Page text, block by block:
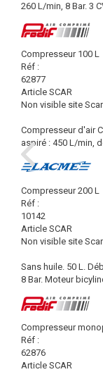
260 L/min, 8 Bar. 3
Compresseur 100 L
Réf :
62877
Article SCAR
Non visible site Scar
Compresseur d'air
aspiré : 450 L/min,
Compresseur 200 L
Réf :
10142
Article SCAR
Non visible site Scar
Sans huile. 50 L.
8 Bar. Moteur
Compresseur
Réf :
62876
Article SCAR